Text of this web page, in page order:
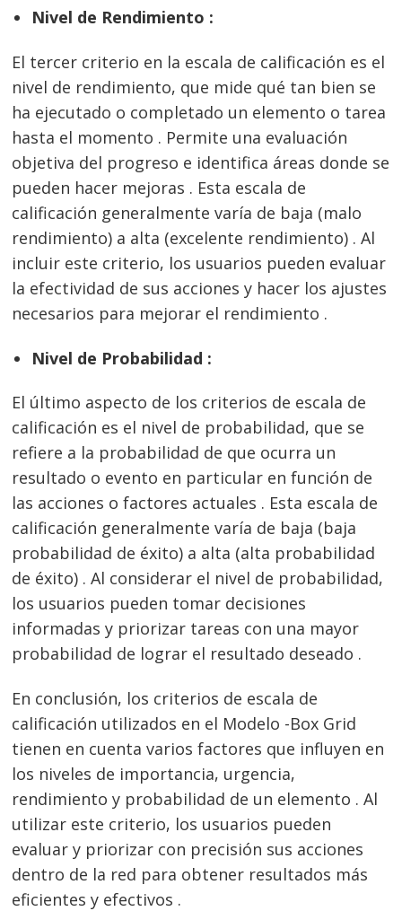
Nivel de Rendimiento :
El tercer criterio en la escala de calificación es el
nivel de rendimiento, que mide qué tan bien se
ha ejecutado o completado un elemento o tarea
hasta el momento . Permite una evaluación
objetiva del progreso e identifica áreas donde se
pueden hacer mejoras . Esta escala de
calificación generalmente varía de baja (malo
rendimiento) a alta (excelente rendimiento) . Al
incluir este criterio, los usuarios pueden evaluar
la efectividad de sus acciones y hacer los ajustes
necesarios para mejorar el rendimiento .
Nivel de Probabilidad :
El último aspecto de los criterios de escala de
calificación es el nivel de probabilidad, que se
refiere a la probabilidad de que ocurra un
resultado o evento en particular en función de
las acciones o factores actuales . Esta escala de
calificación generalmente varía de baja (baja
probabilidad de éxito) a alta (alta probabilidad
de éxito) . Al considerar el nivel de probabilidad,
los usuarios pueden tomar decisiones
informadas y priorizar tareas con una mayor
probabilidad de lograr el resultado deseado .
En conclusión, los criterios de escala de
calificación utilizados en el Modelo -Box Grid
tienen en cuenta varios factores que influyen en
los niveles de importancia, urgencia,
rendimiento y probabilidad de un elemento . Al
utilizar este criterio, los usuarios pueden
evaluar y priorizar con precisión sus acciones
dentro de la red para obtener resultados más
eficientes y efectivos .